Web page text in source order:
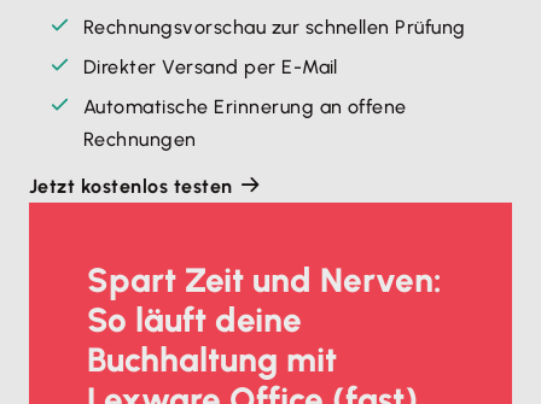
Rechnungsvorschau zur schnellen Prüfung
Direkter Versand per E-Mail
Automatische Erinnerung an offene
Rechnungen
Jetzt kostenlos testen
Spart Zeit und Nerven:
So läuft deine
Buchhaltung mit